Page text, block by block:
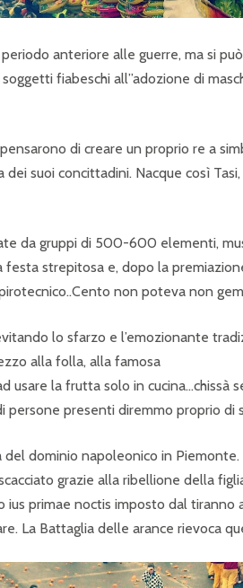
anteriore alle guerre, ma si
fiabeschi all”adozione di
di creare un proprio re a
suoi concittadini. Nacque così
da gruppi di 500-600 elementi,
strepitosa e, dopo la
non poteva non
lo sfarzo e l’emozionante
alla folla, alla famosa
usare la frutta solo in cucina…chissà
persone presenti diremmo proprio di
del dominio napoleonico in
grazie alla ribellione della
primae noctis imposto dal
La Battaglia delle arance rievoca